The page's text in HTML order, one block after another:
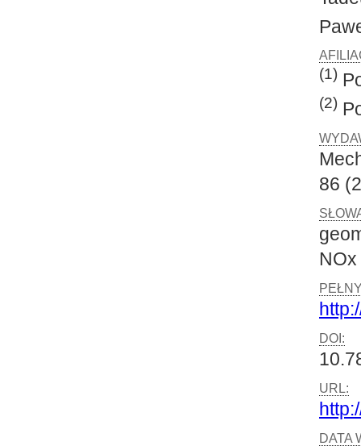
(1)
(2)
86
NOx
DOI:
URL:
DATA